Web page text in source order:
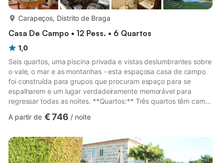
Carapeços, Distrito de Braga
Casa De Campo • 12 Pess. • 6 Quartos
1,0
Seis quartos, uma piscina privada e vistas deslumbrantes sobre
o vale, o mar e as montanhas - esta espaçosa casa de campo
foi construída para grupos que procuram espaço para se
espalharem e um lugar verdadeiramente memorável para
regressar todas as noites. **Quartos:** Três quartos têm cama
amigos que partilham. Os quartos quatro e cinco têm cada um
só, o que proporciona flexibilidade para grupos de diferentes
tamanhos. O sexto quarto tem um beliche com duas camas,
ideal para ...
A partir de € 746 / noite